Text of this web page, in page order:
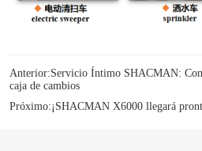
Anterior:Servicio Íntimo SHACMAN:
caja de cambios
Próximo:¡SHACMAN X6000 llegará